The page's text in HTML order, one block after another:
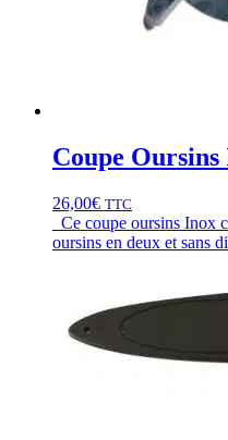
Coupe
26,00€ TTC
Ce coupe oursins Inox
oursins en deux et sans